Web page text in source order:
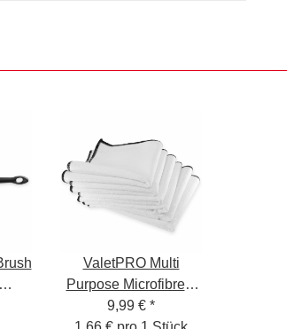
ValetPRO Multi
Purpose Microfibre 6
pack white Allround
9,99 € *